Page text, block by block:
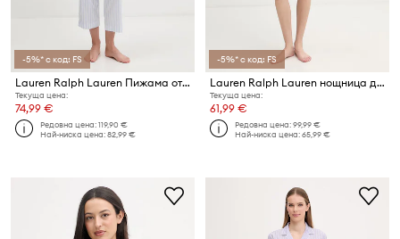
-5%* с код: FS
Lauren Ralph Lauren Пижама от две части дамска с памук
Текуща цена:
74,99 €
Редовна цена:119,90 €
Най-ниска цена:82,99 €
-5%* с код: FS
Lauren Ralph Lauren нощница дамска от памук
Текуща цена:
61,99 €
Редовна цена:99,99 €
Най-ниска цена:65,99 €